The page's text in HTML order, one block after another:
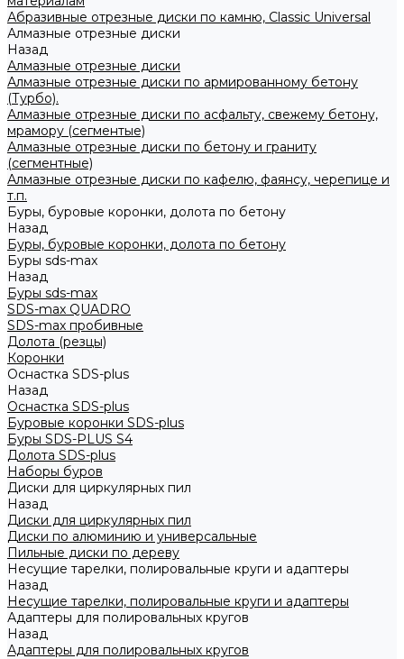
Абразивные отрезные диски по камню, Classic Universal
Алмазные отрезные диски
Назад
Алмазные отрезные диски
Алмазные отрезные диски по армированному бетону
(Турбо).
Алмазные отрезные диски по асфальту, свежему бетону,
мрамору (сегментые)
Алмазные отрезные диски по бетону и граниту
(сегментные)
Алмазные отрезные диски по кафелю, фаянсу, черепице и
т.п.
Буры, буровые коронки, долота по бетону
Назад
Буры, буровые коронки, долота по бетону
Буры sds-max
Назад
Буры sds-max
SDS-max QUADRO
SDS-max пробивные
Долота (резцы)
Коронки
Оснастка SDS-plus
Назад
Оснастка SDS-plus
Буровые коронки SDS-plus
Буры SDS-PLUS S4
Долота SDS-plus
Наборы буров
Диски для циркулярных пил
Назад
Диски для циркулярных пил
Диски по алюминию и универсальные
Пильные диски по дереву
Несущие тарелки, полировальные круги и адаптеры
Назад
Несущие тарелки, полировальные круги и адаптеры
Адаптеры для полировальных кругов
Назад
Адаптеры для полировальных кругов